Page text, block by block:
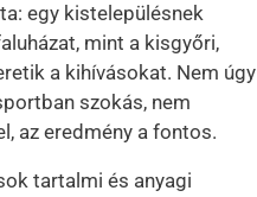
egy kistelepülésnek
mint a kisgyőri,
a kihívásokat. Nem úgy
szokás, nem
az eredmény a fontos.
tartalmi és anyagi